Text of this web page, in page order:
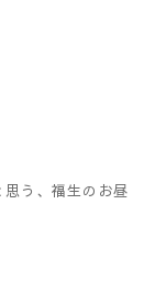
う、福生のお昼